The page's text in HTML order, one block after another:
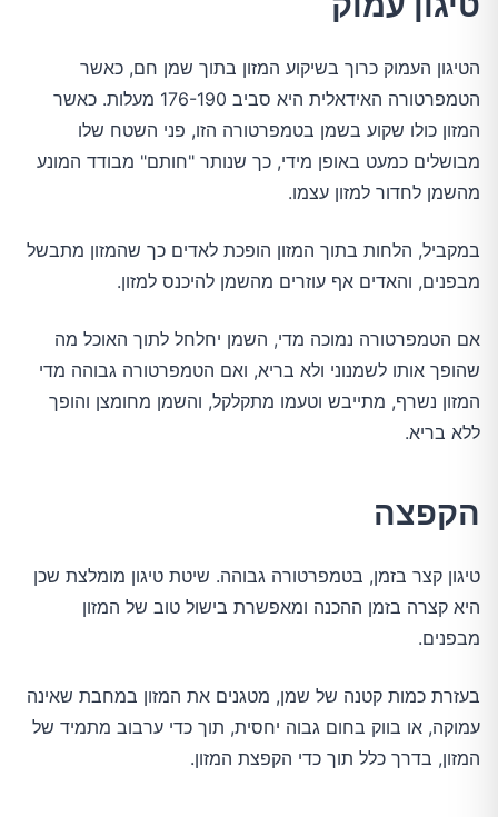
הטיגון העמוק כרוך בשיקוע המזון בתוך שמן חם, כאשר
הטמפרטורה האידאלית היא סביב 176-190 מעלות. כאשר
המזון כולו שקוע בשמן בטמפרטורה הזו, פני השטח שלו
מבושלים כמעט באופן מידי, כך שנותר "חותם" מבודד המונע
מהשמן לחדור למזון עצמו.
במקביל, הלחות בתוך המזון הופכת לאדים כך שהמזון מתבשל
מבפנים, והאדים אף עוזרים מהשמן להיכנס למזון.
אם הטמפרטורה נמוכה מדי, השמן יחלחל לתוך האוכל מה
שהופך אותו לשמנוני ולא בריא, ואם הטמפרטורה גבוהה מדי
המזון נשרף, מתייבש וטעמו מתקלקל, והשמן מחומצן והופך
ללא בריא.
הקפצה
טיגון קצר בזמן, בטמפרטורה גבוהה. שיטת טיגון מומלצת שכן
היא קצרה בזמן ההכנה ומאפשרת בישול טוב של המזון
מבפנים.
בעזרת כמות קטנה של שמן, מטגנים את המזון במחבת שאינה
עמוקה, או בווק בחום גבוה יחסית, תוך כדי ערבוב מתמיד של
המזון, בדרך כלל תוך כדי הקפצת המזון.